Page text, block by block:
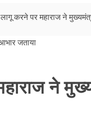
करने पर महाराज ने
ने